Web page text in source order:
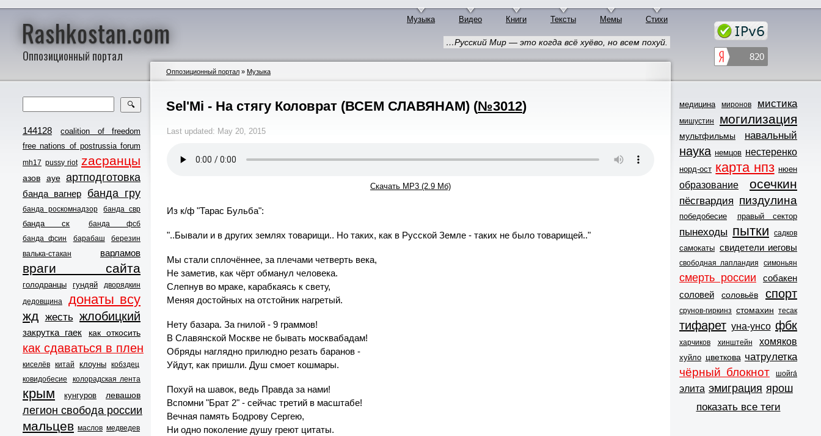
Rashkostan.com
Оппозиционный портал
Музыка Видео Книги Тексты Мемы Стихи
🔍
144128
coalition of freedom
free nations of postrussia forum
mh17 pussy riot zасранцы
азов ауе артподготовка
банда вагнер банда гру
банда роскомнадзор банда свр
банда ск
банда фсб
банда фсин
барабаш
березин
валька-стакан
варламов
враги сайта
голодранцы гундяй
дворядкин
дедовщина
донаты всу
жд жесть жлобицкий
закрутка гаек как откосить
как сдаваться в плен
киселёв китай клоуны кобздец
ковидобесие
колорадская лента
крым кунгуров левашов
легион свобода россии
мальцев маслов медведев
…Русский Мир — это когда всё хуёво, но всем похуй.
Оппозиционный портал » Музыка
Sel'Mi - На стягу Коловрат (ВСЕМ СЛАВЯНАМ) (№3012)
Last updated: May 20, 2015
Скачать MP3 (2.9 Мб)
Из к/ф "Тарас Бульба":
"..Бывали и в других землях товарищи.. Но таких, как в Русской Земле - таких не было товарищей.."
Мы стали сплочённее, за плечами четверть века,
Не заметив, как чёрт обманул человека.
Слепнув во мраке, карабкаясь к свету,
Меняя достойных на отстойник нагретый.
Нету базара. За гнилой - 9 граммов!
В Славянской Москве не бывать москвабадам!
Обряды наглядно прилюдно резать баранов -
Уйдут, как пришли. Душ смоет кошмары.
Похуй на шавок, ведь Правда за нами!
Вспомни "Брат 2" - сейчас третий в масштабе!
Вечная память Бодрову Сергею,
Ни одно поколение душу греют цитаты.
медицина миронов мистика
мишустин могилизация
мультфильмы навальный
наука немцов нестеренко
норд-ост карта нпз нюен
образование осечкин
пёсгвардия пиздулина
победобесие правый сектор
пынеходы пытки садков
самокаты свидетели иеговы
свободная лапландия симоньян
смерть россии
собакен
соловей
соловьёв спорт
срунов-гиркинз стомахин тесак
тифарет уна-унсо фбк
харчиков хинштейн хомяков
хуйло цветкова чатрулетка
чёрный блокнот шойга́
элита эмиграция ярош
показать все теги